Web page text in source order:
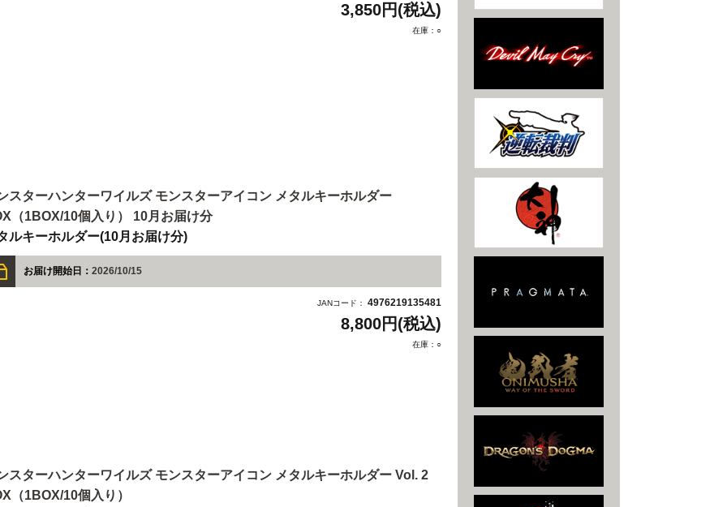
3,850円(税込)
在庫：○
スターハンターワイルズ モンスターアイコン メタルキーホルダー
（1BOX/10個入り） 10月お届け分
ルキーホルダー(10月お届け分)
お届け開始日： 2026/10/15
JANコード： 4976219135481
8,800円(税込)
在庫：○
スターハンターワイルズ モンスターアイコン メタルキーホルダー Vol. 2
（1BOX/10個入り）